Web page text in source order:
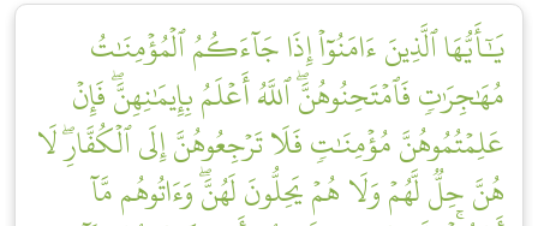
يَٰٓأَيُّهَا ٱلَّذِينَ ءَامَنُوٓاْ إِذَا جَآءَكُمُ ٱلۡمُؤۡمِنَٰتُ
مُهَٰجِرَٰتٖ فَٱمۡتَحِنُوهُنَّۖ ٱللَّهُ أَعۡلَمُ بِإِيمَٰنِهِنَّۖ فَإِنۡ
عَلِمۡتُمُوهُنَّ مُؤۡمِنَٰتٖ فَلَا تَرۡجِعُوهُنَّ إِلَى ٱلۡكُفَّارِۖ لَا
هُنَّ حِلّٞ لَّهُمۡ وَلَا هُمۡ يَحِلُّونَ لَهُنَّۖ وَءَاتُوهُم مَّآ